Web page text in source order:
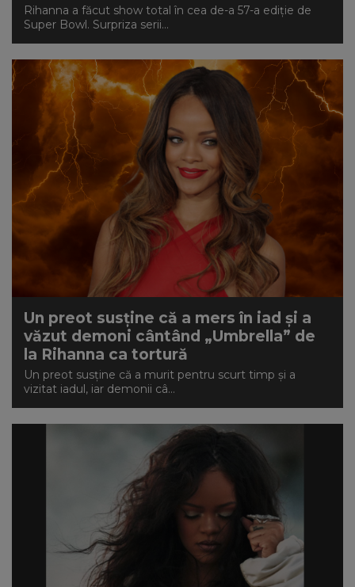
Rihanna a făcut show total în cea de-a 57-a ediție de
Super Bowl. Surpriza serii...
Un preot susține că a mers în iad și a
văzut demoni cântând „Umbrella” de
la Rihanna ca tortură
Un preot susține că a murit pentru scurt timp și a
vizitat iadul, iar demonii câ...